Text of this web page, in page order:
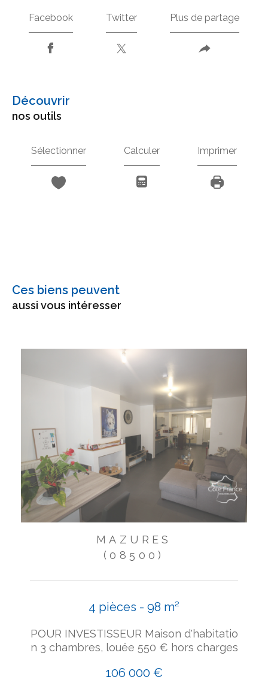
Facebook Twitter Plus de partage
découvrir
nos outils
Sélectionner Calculer Imprimer
Ces biens peuvent
aussi vous intéresser
MAZURES
(08500)
4 pièces - 98 m²
POUR INVESTISSEUR Maison d'habitatio
n 3 chambres, louée 550 € hors charges
106 000 €